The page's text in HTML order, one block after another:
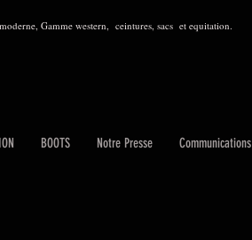
Gamme western, ceintures, sacs et equitation.
BOOTS Notre Presse Communications